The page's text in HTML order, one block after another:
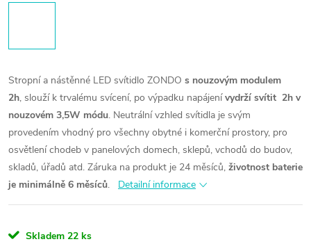
Stropní a nástěnné LED svítidlo ZONDO s nouzovým modulem
2h, slouží k trvalému svícení, po výpadku napájenívydrží svítit 2h v
nouzovém 3,5W módu. Neutrální vzhled svítidla je svým
provedením vhodný pro všechny obytné i komerční prostory, pro
osvětlení chodeb v panelových domech, sklepů, vchodů do budov,
skladů, úřadů atd. Záruka na produkt je 24 měsíců, životnost baterie
je minimálně 6 měsíců. Detailní informace
Skladem 22 ks